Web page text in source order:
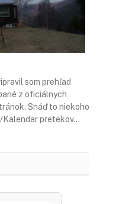
som prehľad
z oficiálnych
Snáď to niekoho
pretekov…